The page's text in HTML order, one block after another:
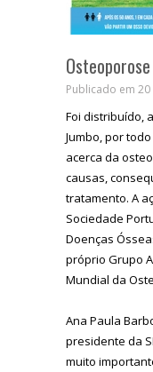
Osteoporose
Publicado em
Foi distribuído,
Jumbo, por
acerca da
causas,
tratamento. A
Sociedade
Doenças
próprio Grupo
Mundial da
Ana Paula
presidente da
muito